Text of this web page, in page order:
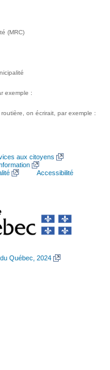
(MRC)
exemple :
on écrirait, par exemple :
aux citoyens
Accessibilité
Québec, 2024